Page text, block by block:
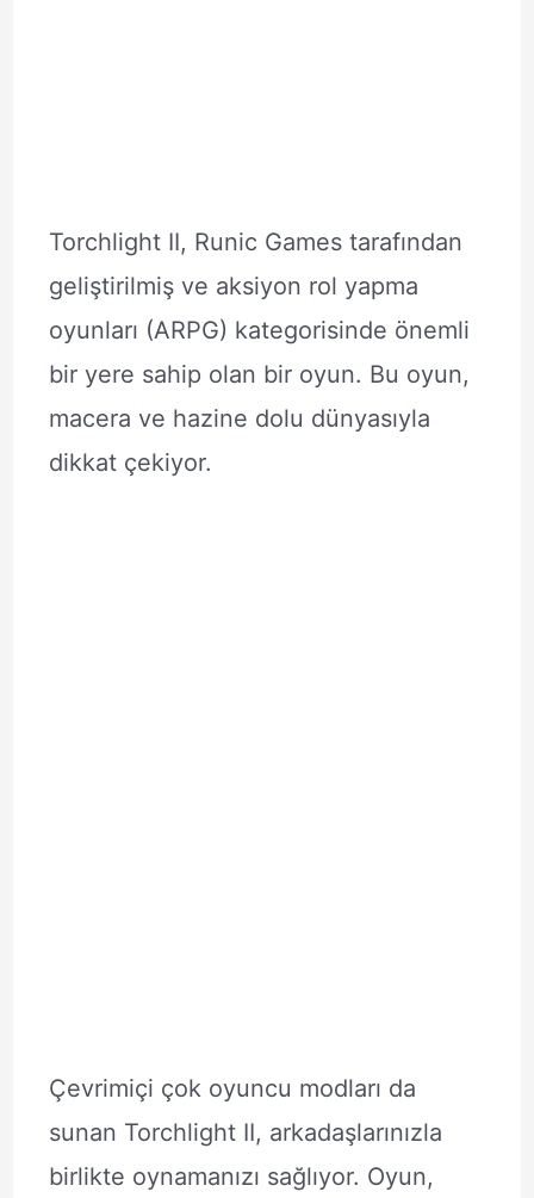
Torchlight II, Runic Games tarafından
geliştirilmiş ve aksiyon rol yapma
oyunları (ARPG) kategorisinde önemli
bir yere sahip olan bir oyun. Bu oyun,
macera ve hazine dolu dünyasıyla
dikkat çekiyor.
Çevrimiçi çok oyuncu modları da
sunan Torchlight II, arkadaşlarınızla
birlikte oynamanızı sağlıyor. Oyun,